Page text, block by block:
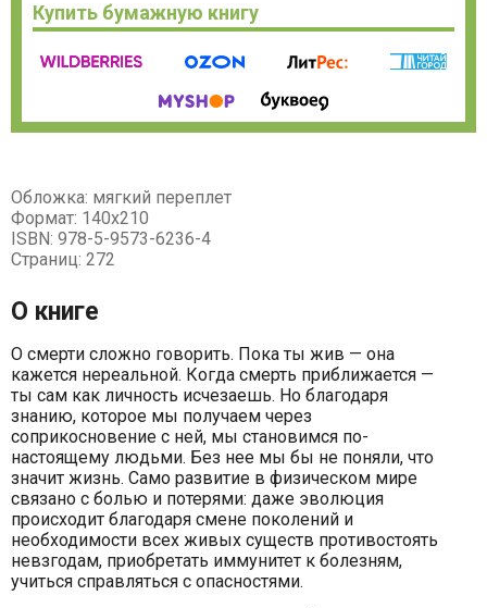
Купить бумажную книгу
Обложка: мягкий переплет
Формат: 140х210
ISBN: 978-5-9573-6236-4
Страниц: 272
О книге
О смерти сложно говорить. Пока ты жив — она
кажется нереальной. Когда смерть приближается —
ты сам как личность исчезаешь. Но благодаря
знанию, которое мы получаем через
соприкосновение с ней, мы становимся по-
настоящему людьми. Без нее мы бы не поняли, что
значит жизнь. Само развитие в физическом мире
связано с болью и потерями: даже эволюция
происходит благодаря смене поколений и
необходимости всех живых существ противостоять
невзгодам, приобретать иммунитет к болезням,
учиться справляться с опасностями.